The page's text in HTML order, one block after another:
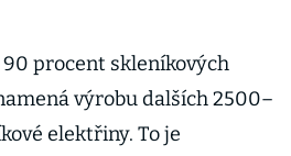
procent skleníkových
výrobu dalších 2500–
elektřiny. To je